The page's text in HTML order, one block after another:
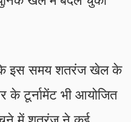
इस समय शतरंज खेल के
के टूर्नामेंट भी आयोजित